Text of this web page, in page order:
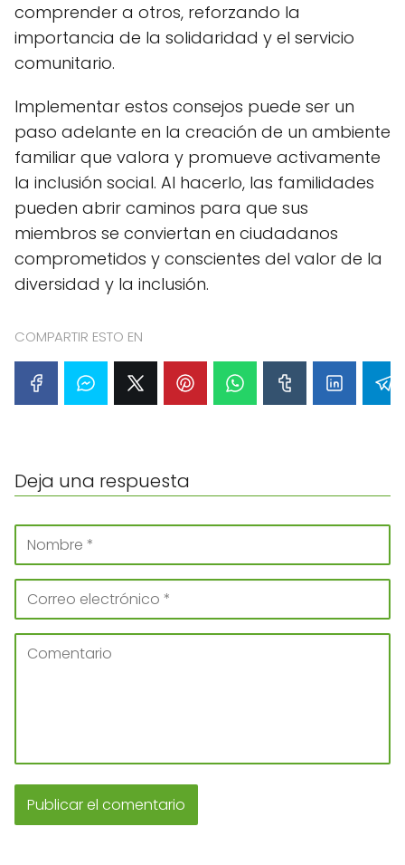
comprender a otros, reforzando la
importancia de la solidaridad y el servicio
comunitario.
Implementar estos consejos puede ser un
paso adelante en la creación de un ambiente
familiar que valora y promueve activamente
la inclusión social. Al hacerlo, las familidades
pueden abrir caminos para que sus
miembros se conviertan en ciudadanos
comprometidos y conscientes del valor de la
diversidad y la inclusión.
COMPARTIR ESTO EN
Deja una respuesta